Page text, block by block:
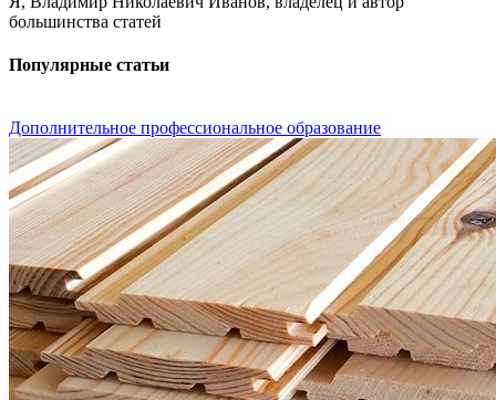
большинства статей
Популярные статьи
Дополнительное профессиональное образование